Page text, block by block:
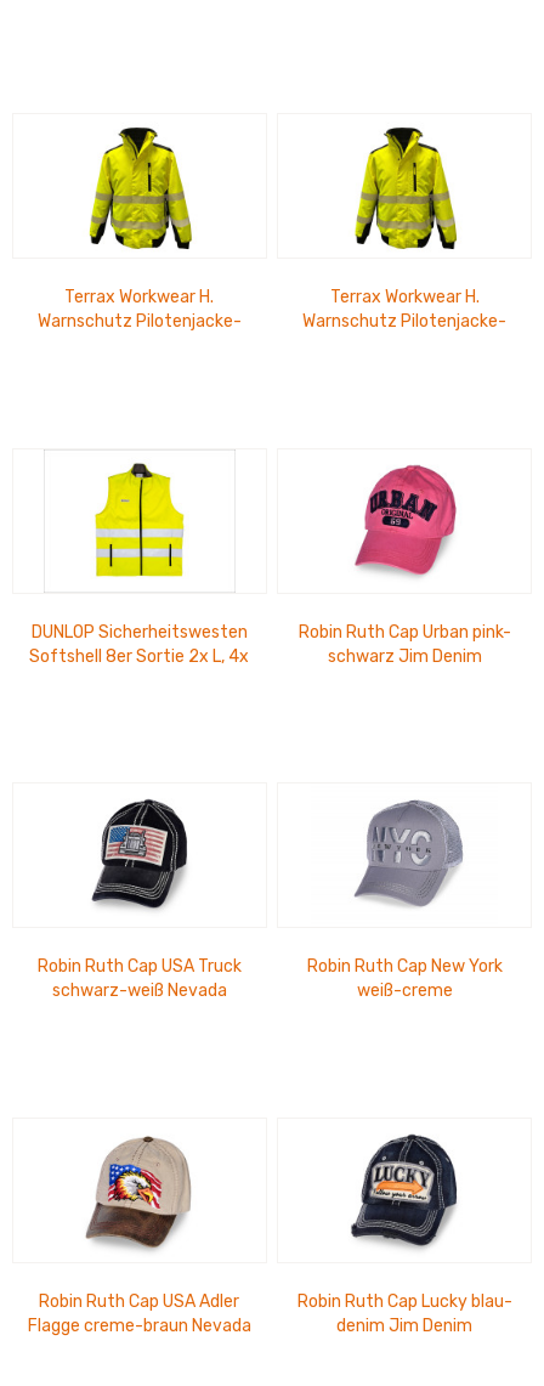
Terrax Workwear H.
Warnschutz Pilotenjacke-
Terrax Workwear H.
Warnschutz Pilotenjacke-
DUNLOP Sicherheitswesten
Softshell 8er Sortie 2x L, 4x
Robin Ruth Cap Urban pink-
schwarz Jim Denim
Robin Ruth Cap USA Truck
schwarz-weiß Nevada
Robin Ruth Cap New York
weiß-creme
Robin Ruth Cap USA Adler
Flagge creme-braun Nevada
Robin Ruth Cap Lucky blau-
denim Jim Denim